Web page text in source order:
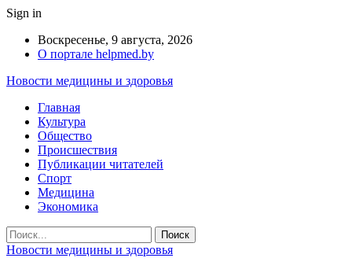
Sign in
Воскресенье, 9 августа, 2026
О портале helpmed.by
Новости медицины и здоровья
Главная
Культура
Общество
Происшествия
Публикации читателей
Спорт
Медицина
Экономика
Новости медицины и здоровья